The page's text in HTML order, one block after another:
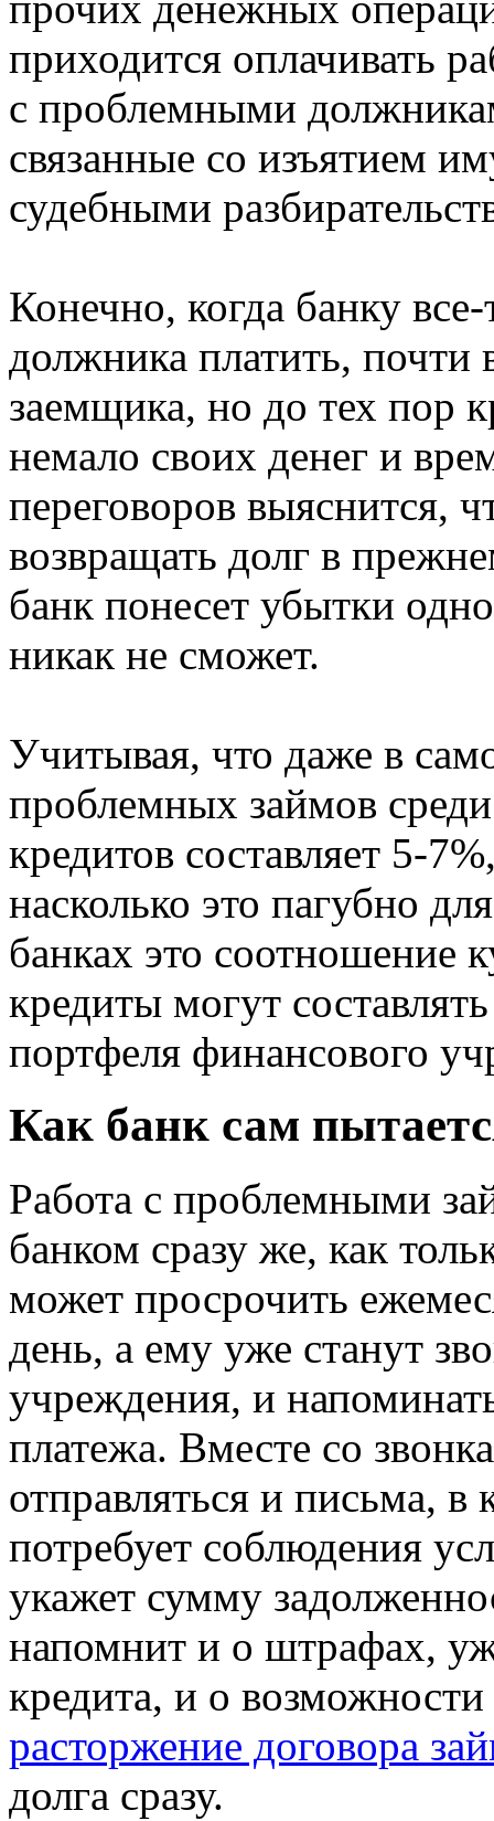
приходится оплачивать
с проблемными
связанные со изъятием
судебными
Конечно, когда банку все-
должника платить, почти
заемщика, но до тех пор
немало своих денег и
переговоров выяснится,
возвращать долг в
банк понесет убытки
никак не сможет.
Учитывая, что даже в
проблемных займов
кредитов составляет 5-
насколько это пагубно
банках это соотношение
кредиты могут
портфеля финансового
Как банк сам
Работа с проблемными
банком сразу же, как
может просрочить
день, а ему уже станут
учреждения, и
платежа. Вместе со
отправляться и письма,
потребует соблюдения
укажет сумму
напомнит и о штрафах,
кредита, и о
расторжение договора
долга сразу.